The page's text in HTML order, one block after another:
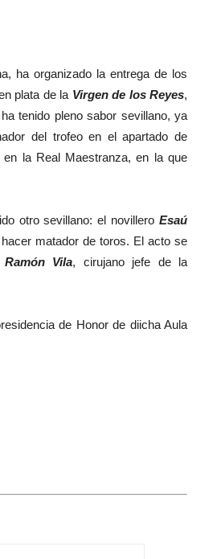
ha organizado la entrega de los
plata de la Virgen de los Reyes,
tenido pleno sabor sevillano, ya
del trofeo en el apartado de
en la Real Maestranza, en la que
otro sevillano: el novillero Esaú
matador de toros. El acto se
Ramón Vila, cirujano jefe de la
de Honor de diicha Aula